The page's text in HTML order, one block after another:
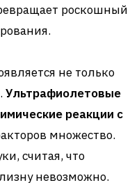
роскошный
не только
Ультрафиолетовые
реакции с
множество.
считая, что
невозможно.